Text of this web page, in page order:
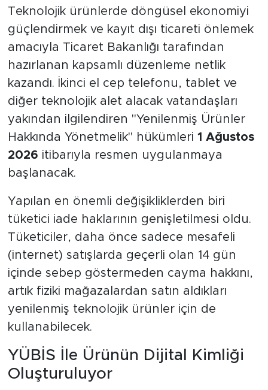
Teknolojik ürünlerde döngüsel ekonomiyi
güçlendirmek ve kayıt dışı ticareti önlemek
amacıyla Ticaret Bakanlığı tarafından
hazırlanan kapsamlı düzenleme netlik
kazandı. İkinci el cep telefonu, tablet ve
diğer teknolojik alet alacak vatandaşları
yakından ilgilendiren "Yenilenmiş Ürünler
Hakkında Yönetmelik" hükümleri 1 Ağustos
2026 itibarıyla resmen uygulanmaya
başlanacak.
Yapılan en önemli değişikliklerden biri
tüketici iade haklarının genişletilmesi oldu.
Tüketiciler, daha önce sadece mesafeli
(internet) satışlarda geçerli olan 14 gün
içinde sebep göstermeden cayma hakkını,
artık fiziki mağazalardan satın aldıkları
yenilenmiş teknolojik ürünler için de
kullanabilecek.
YÜBİS İle Ürünün Dijital Kimliği
Oluşturuluyor